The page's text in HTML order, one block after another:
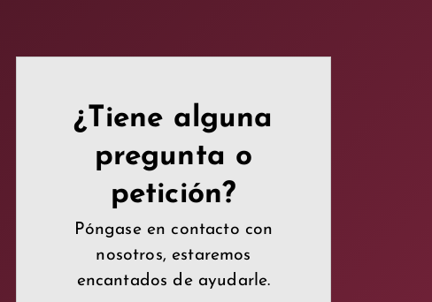
¿Tiene alguna
pregunta o
petición?
Póngase en contacto con
nosotros, estaremos
encantados de ayudarle.